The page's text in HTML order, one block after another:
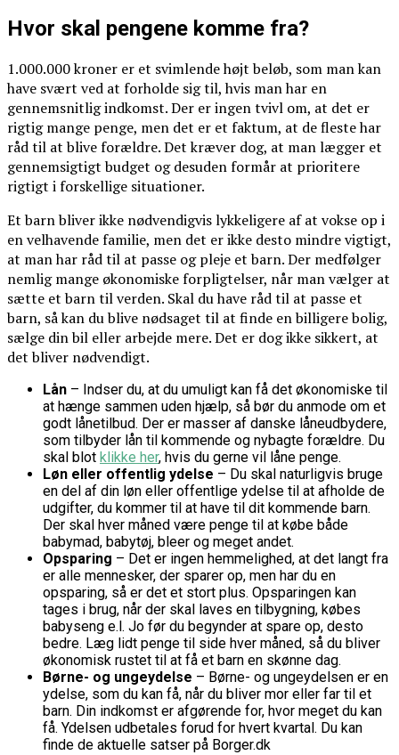
Hvor skal pengene komme fra?
1.000.000 kroner er et svimlende højt beløb, som man kan
have svært ved at forholde sig til, hvis man har en
gennemsnitlig indkomst. Der er ingen tvivl om, at det er
rigtig mange penge, men det er et faktum, at de fleste har
råd til at blive forældre. Det kræver dog, at man lægger et
gennemsigtigt budget og desuden formår at prioritere
rigtigt i forskellige situationer.
Et barn bliver ikke nødvendigvis lykkeligere af at vokse op i
en velhavende familie, men det er ikke desto mindre vigtigt,
at man har råd til at passe og pleje et barn. Der medfølger
nemlig mange økonomiske forpligtelser, når man vælger at
sætte et barn til verden. Skal du have råd til at passe et
barn, så kan du blive nødsaget til at finde en billigere bolig,
sælge din bil eller arbejde mere. Det er dog ikke sikkert, at
det bliver nødvendigt.
Lån – Indser du, at du umuligt kan få det økonomiske til
at hænge sammen uden hjælp, så bør du anmode om et
godt lånetilbud. Der er masser af danske låneudbydere,
som tilbyder lån til kommende og nybagte forældre. Du
skal blot klikke her, hvis du gerne vil låne penge.
Løn eller offentlig ydelse – Du skal naturligvis bruge
en del af din løn eller offentlige ydelse til at afholde de
udgifter, du kommer til at have til dit kommende barn.
Der skal hver måned være penge til at købe både
babymad, babytøj, bleer og meget andet.
Opsparing – Det er ingen hemmelighed, at det langt fra
er alle mennesker, der sparer op, men har du en
opsparing, så er det et stort plus. Opsparingen kan
tages i brug, når der skal laves en tilbygning, købes
babyseng e.l. Jo før du begynder at spare op, desto
bedre. Læg lidt penge til side hver måned, så du bliver
økonomisk rustet til at få et barn en skønne dag.
Børne- og ungeydelse – Børne- og ungeydelsen er en
ydelse, som du kan få, når du bliver mor eller far til et
barn. Din indkomst er afgørende for, hvor meget du kan
få. Ydelsen udbetales forud for hvert kvartal. Du kan
finde de aktuelle satser på Borger.dk